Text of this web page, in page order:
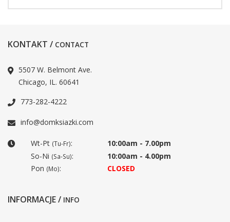
KONTAKT / CONTACT
5507 W. Belmont Ave.
Chicago, IL. 60641
773-282-4222
info@domksiazki.com
Wt-Pt (Tu-Fr):
10:00am - 7.00pm
So-Ni (Sa-Su):
10:00am - 4.00pm
Pon (Mo): CLOSED
INFORMACJE / INFO